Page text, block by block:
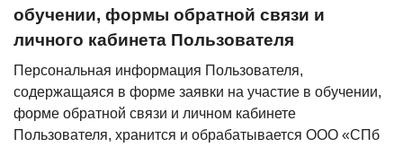
обучении, формы обратной связи и
личного кабинета Пользователя
Персональная информация Пользователя,
содержащаяся в форме заявки на участие в обучении,
форме обратной связи и личном кабинете
Пользователя, хранится и обрабатывается ООО «СПб